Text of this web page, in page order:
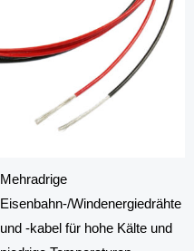
Mehradrige
Eisenbahn-/Windenergiedrähte
und -kabel für hohe Kälte und